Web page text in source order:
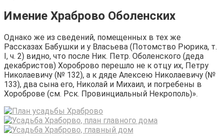
Имение Храброво Оболенских
Однако же из сведений, помещенных в тех же
Рассказах Бабушки и у Власьева (Потомство Рюрика, т.
I, ч. 2) видно, что после Ник. Петр. Оболенского (деда
декабристов) Хороброво перешло не к отцу их, Петру
Николаевичу (№ 132), а к дяде Алексею Николаевичу (№
133), два сына его, Николай и Михаил, и погребены в
Хороброве (см. Рск. Провинциальный Некрополь)».